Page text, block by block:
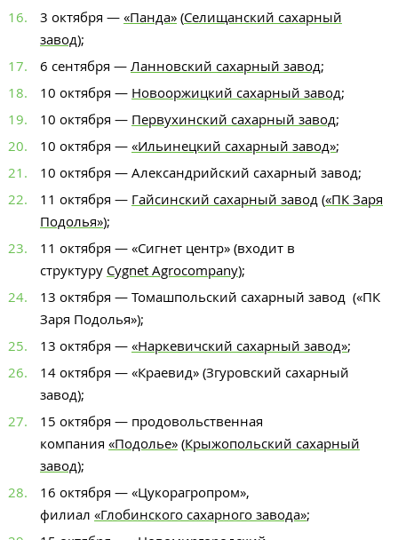
3 октября — «Панда» (Селищанский сахарный
завод);
6 сентября — Ланновский сахарный завод;
10 октября — Новооржицкий сахарный завод;
10 октября — Первухинский сахарный завод;
10 октября — «Ильинецкий сахарный завод»;
10 октября — Александрийский сахарный завод;
11 октября — Гайсинский сахарный завод («ПК Заря
Подолья»);
11 октября — «Сигнет центр» (входит в
структуру Cygnet Agrocompany);
13 октября — Томашпольский сахарный завод («ПК
Заря Подолья»);
13 октября — «Наркевичский сахарный завод»;
14 октября — «Краевид» (Згуровский сахарный
завод);
15 октября — продовольственная
компания «Подолье» (Крыжопольский сахарный
завод);
16 октября — «Цукорагропром»,
филиал «Глобинского сахарного завода»;